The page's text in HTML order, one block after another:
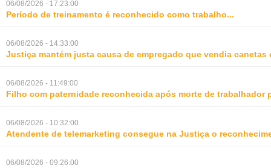
06/08/2026 - 17:23:00
Período de treinamento é reconhecido como trabalho...
06/08/2026 - 14:33:00
Justiça mantém justa causa de empregado que vendia canetas
06/08/2026 - 11:49:00
Filho com paternidade reconhecida após morte de trabalhador
06/08/2026 - 10:32:00
Atendente de telemarketing consegue na Justiça o
06/08/2026 - 09:26:00